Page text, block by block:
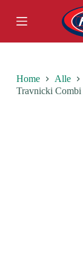
k
p
o
Home
Alle
Travnicki Combi